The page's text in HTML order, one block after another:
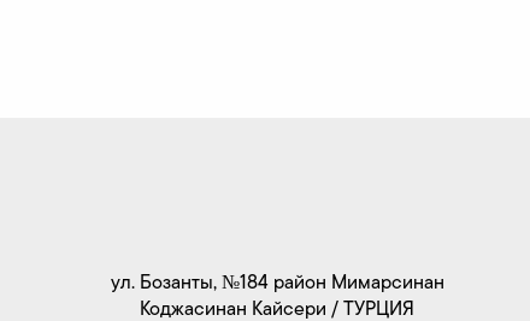
ул. Бозанты, №184 район Мимарсинан
Коджасинан Кайсери / ТУРЦИЯ